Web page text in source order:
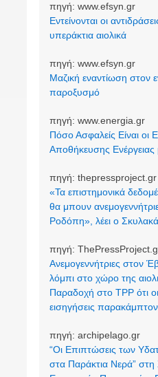
πηγή: www.efsyn.gr
Εντείνονται οι
υπεράκτια αιολικά
πηγή: www.efsyn.gr
Μαζική εναντίωση στον
παροξυσμό
πηγή: www.energia.gr
Πόσο Ασφαλείς Είναι οι
Αποθήκευσης Ενέργειας
πηγή: thepressproject.gr
«Τα επιστημονικά
θα μπουν
Ροδόπη», λέει ο
πηγή:
Ανεμογεννήτριες στον
λόμπι στο χώρο της
Παραδοχή στο TPP ότι
εισηγήσεις
πηγή: archipelago.gr
“Οι Επιπτώσεις των
στα Παράκτια Νερά” στη